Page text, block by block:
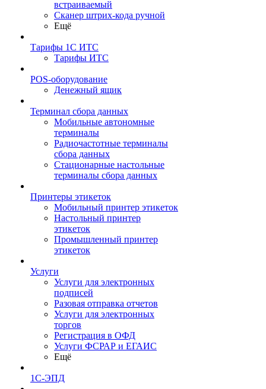
встраиваемый
Сканер штрих-кода ручной
Ещё
Тарифы 1С ИТС
Тарифы ИТС
POS-оборудование
Денежный ящик
Терминал сбора данных
Мобильные автономные
терминалы
Радиочастотные терминалы
сбора данных
Стационарные настольные
терминалы сбора данных
Принтеры этикеток
Мобильный принтер этикеток
Настольный принтер
этикеток
Промышленный принтер
этикеток
Услуги
Услуги для электронных
подписей
Разовая отправка отчетов
Услуги для электронных
торгов
Регистрация в ОФД
Услуги ФСРАР и ЕГАИС
Ещё
1С-ЭПД